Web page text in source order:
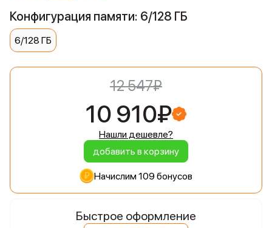
Конфигурация памяти: 6/128 ГБ
6/128 ГБ
12 547₽
10 910₽
Нашли дешевле?
добавить в корзину
Начислим 109 бонусов
Быстрое оформление